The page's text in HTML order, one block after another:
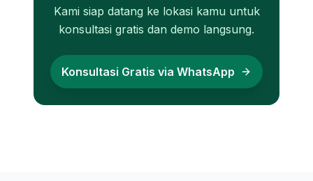
Kami siap datang ke lokasi kamu untuk
konsultasi gratis dan demo langsung.
Konsultasi Gratis via WhatsApp